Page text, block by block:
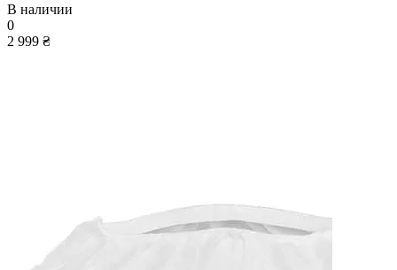
В наличии
0
2 999 ₴